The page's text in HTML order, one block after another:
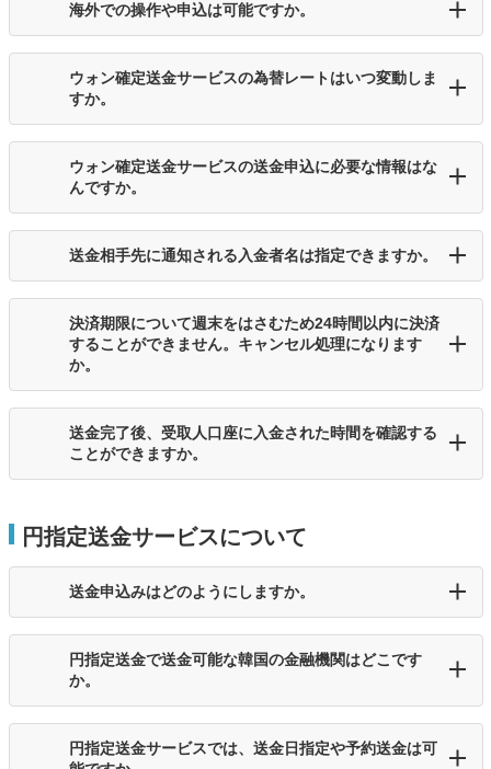
海外での操作や申込は可能ですか。
ウォン確定送金サービスの為替レートはいつ変動しま
すか。
ウォン確定送金サービスの送金申込に必要な情報はな
んですか。
送金相手先に通知される入金者名は指定できますか。
決済期限について週末をはさむため24時間以内に決済
することができません。キャンセル処理になります
か。
送金完了後、受取人口座に入金された時間を確認する
ことができますか。
円指定送金サービスについて
送金申込みはどのようにしますか。
円指定送金で送金可能な韓国の金融機関はどこです
か。
円指定送金サービスでは、送金日指定や予約送金は可